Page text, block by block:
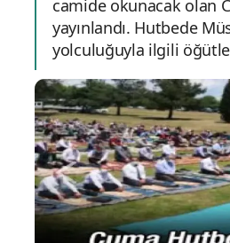
camide okunacak olan
yayınlandı. Hutbede
yolculuğuyla ilgili